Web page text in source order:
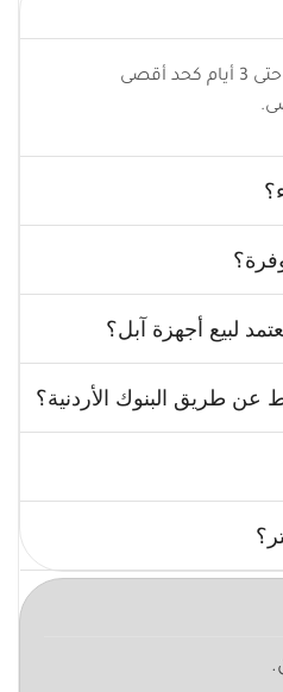
التوصيل داخل عمان يستغرق حتى 3 أيام كحد أقصى
لبيع أجهزة آبل؟
عن طريق البنوك الأردنية؟